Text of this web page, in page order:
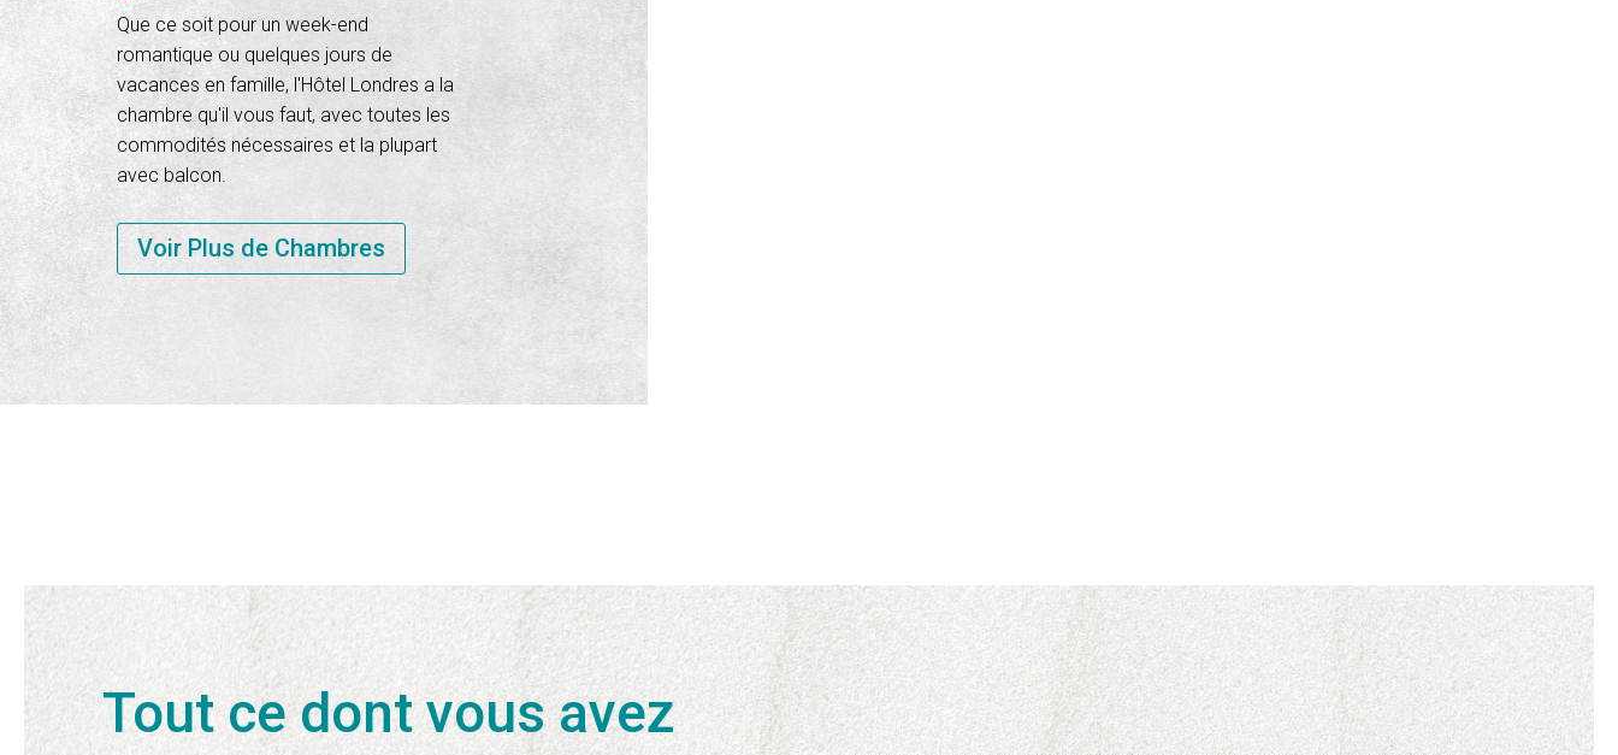
Que ce soit pour un week-end
romantique ou quelques jours de
vacances en famille, l'Hôtel Londres a la
chambre qu'il vous faut, avec toutes les
commodités nécessaires et la plupart
avec balcon.
Voir Plus de Chambres
Tout ce dont vous avez